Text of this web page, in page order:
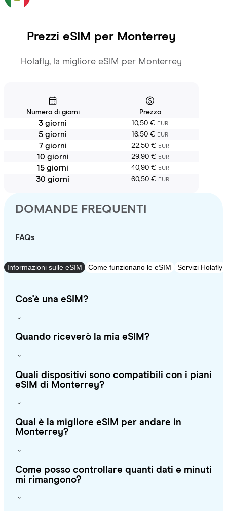
Prezzi eSIM per Monterrey
Holafly, la migliore eSIM per Monterrey
Numero di giorni Prezzo
3 giorni 10,50 € EUR
5 giorni 16,50 € EUR
7 giorni 22,50 € EUR
10 giorni 29,90 € EUR
15 giorni 40,90 € EUR
30 giorni 60,50 € EUR
DOMANDE FREQUENTI
FAQs
Informazioni sulle eSIM Come funzionano le eSIM Servizi Holafly
Cos'è una eSIM?
Quando riceverò la mia eSIM?
Quali dispositivi sono compatibili con i piani
eSIM di Monterrey?
Qual è la migliore eSIM per andare in
Monterrey?
Come posso controllare quanti dati e minuti
mi rimangono?